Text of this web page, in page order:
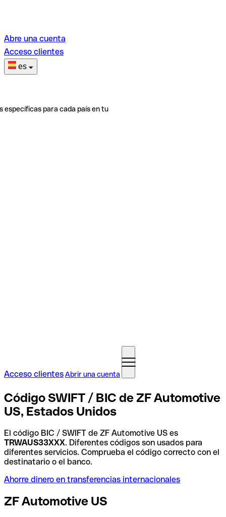
Abre una cuenta
Acceso clientes
es
específicas para cada país en tu
Acceso clientesAbrir una cuenta
Código SWIFT / BIC de ZF Automotive
US, Estados Unidos
El código BIC / SWIFT de ZF Automotive US es
TRWAUS33XXX. Diferentes códigos son usados para
diferentes servicios. Comprueba el código correcto con el
destinatario o el banco.
Ahorre dinero en transferencias internacionales
ZF Automotive US